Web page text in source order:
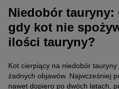
Niedobór tauryny:
gdy kot nie
ilości tauryny?
Kot cierpiący na niedobór tauryny
żadnych objawów. Najwcześniej
nawet dopiero po dwóch latach,